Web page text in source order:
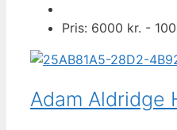
Pris: 6000 kr. -
Adam Aldridge